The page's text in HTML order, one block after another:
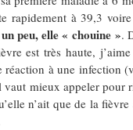
à 39,3
peu, elle « chouine ».
est très haute,
réaction à une infection
mieux appeler
n’ait que de la